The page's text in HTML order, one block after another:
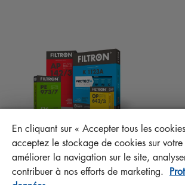
PROTECT+
FAQ
MANN+HUMMEL FT Poland
Sp. z o. o. Sp. k.
ul. Wrocławska 145, 63-800 GOSTYŃ,
En cliquant sur « Accepter tous les
acceptez le stockage de cookies sur
améliorer la navigation sur le site,
contribuer à nos efforts de marketing.